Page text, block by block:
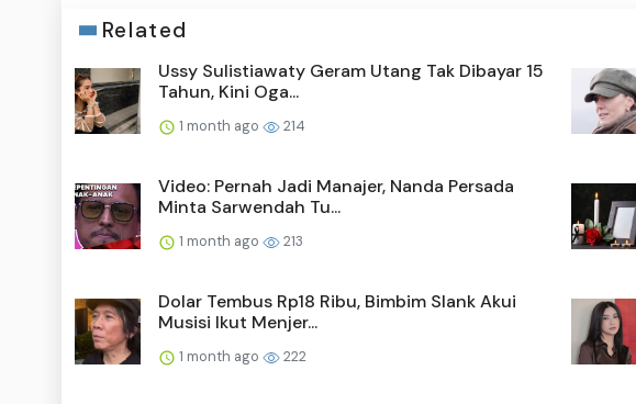
Related
Ussy Sulistiawaty Geram Utang Tak Dibayar 15
Tahun, Kini Oga...
1 month ago 214
Video: Pernah Jadi Manajer, Nanda Persada
Minta Sarwendah Tu...
1 month ago 213
Dolar Tembus Rp18 Ribu, Bimbim Slank Akui
Musisi Ikut Menjer...
1 month ago 222